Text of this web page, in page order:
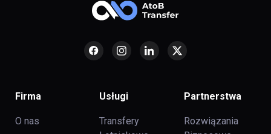
Firma
O nas
Usługi
Transfery
Partnerstwa
Rozwiązania